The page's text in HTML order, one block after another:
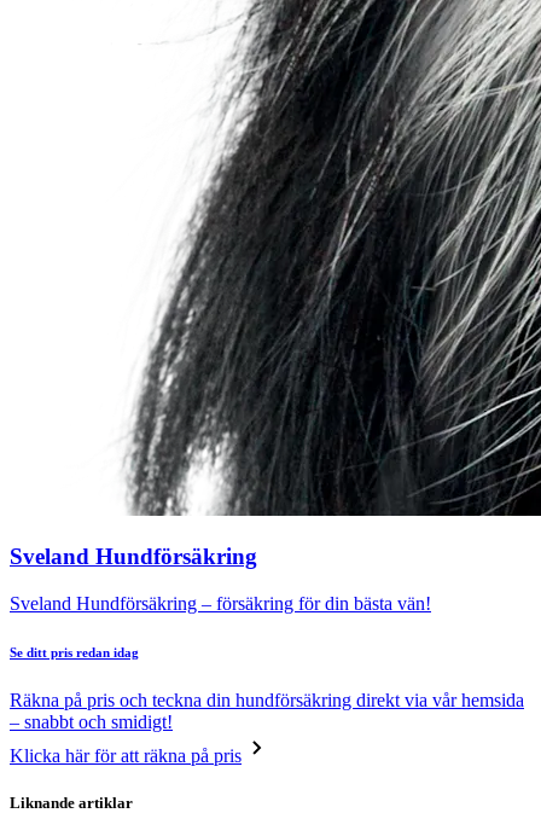
Sveland Hundförsäkring
Sveland Hundförsäkring – försäkring för din bästa vän!
Se ditt pris redan idag
Räkna på pris och teckna din hundförsäkring direkt via vår hemsida
– snabbt och smidigt!
Klicka här för att räkna på pris
Liknande artiklar